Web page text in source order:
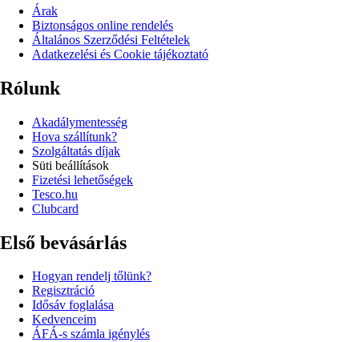
Árak
Biztonságos online rendelés
Általános Szerződési Feltételek
Adatkezelési és Cookie tájékoztató
Rólunk
Akadálymentesség
Hova szállítunk?
Szolgáltatás díjak
Süti beállítások
Fizetési lehetőségek
Tesco.hu
Clubcard
Első bevásárlás
Hogyan rendelj tőlünk?
Regisztráció
Idősáv foglalása
Kedvenceim
ÁFÁ-s számla igénylés